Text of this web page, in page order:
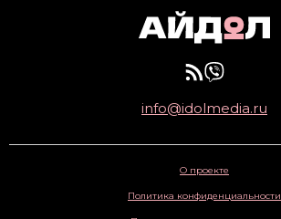
info@idolmedia.ru
О проекте
Политика конфиденциальности